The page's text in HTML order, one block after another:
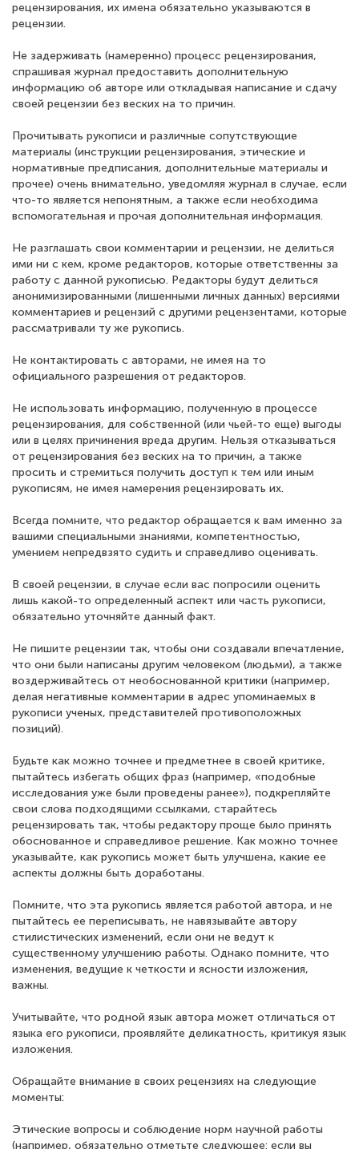
рецензирования, их имена обязательно указываются в
рецензии.
Не задерживать (намеренно) процесс рецензирования,
спрашивая журнал предоставить дополнительную
информацию об авторе или откладывая написание и сдачу
своей рецензии без веских на то причин.
Прочитывать рукописи и различные сопутствующие
материалы (инструкции рецензирования, этические и
нормативные предписания, дополнительные материалы и
прочее) очень внимательно, уведомляя журнал в случае, если
что-то является непонятным, а также если необходима
вспомогательная и прочая дополнительная информация.
Не разглашать свои комментарии и рецензии, не делиться
ими ни с кем, кроме редакторов, которые ответственны за
работу с данной рукописью. Редакторы будут делиться
анонимизированными (лишенными личных данных) версиями
комментариев и рецензий с другими рецензентами, которые
рассматривали ту же рукопись.
Не контактировать с авторами, не имея на то
официального разрешения от редакторов.
Не использовать информацию, полученную в процессе
рецензирования, для собственной (или чьей-то еще) выгоды
или в целях причинения вреда другим. Нельзя отказываться
от рецензирования без веских на то причин, а также
просить и стремиться получить доступ к тем или иным
рукописям, не имея намерения рецензировать их.
Всегда помните, что редактор обращается к вам именно за
вашими специальными знаниями, компетентностью,
умением непредвзято судить и справедливо оценивать.
В своей рецензии, в случае если вас попросили оценить
лишь какой-то определенный аспект или часть рукописи,
обязательно уточняйте данный факт.
Не пишите рецензии так, чтобы они создавали впечатление,
что они были написаны другим человеком (людьми), а также
воздерживайтесь от необоснованной критики (например,
делая негативные комментарии в адрес упоминаемых в
рукописи ученых, представителей противоположных
позиций).
Будьте как можно точнее и предметнее в своей критике,
пытайтесь избегать общих фраз (например, «подобные
исследования уже были проведены ранее»), подкрепляйте
свои слова подходящими ссылками, старайтесь
рецензировать так, чтобы редактору проще было принять
обоснованное и справедливое решение. Как можно точнее
указывайте, как рукопись может быть улучшена, какие ее
аспекты должны быть доработаны.
Помните, что эта рукопись является работой автора, и не
пытайтесь ее переписывать, не навязывайте автору
стилистических изменений, если они не ведут к
существенному улучшению работы. Однако помните, что
изменения, ведущие к четкости и ясности изложения,
важны.
Учитывайте, что родной язык автора может отличаться от
языка его рукописи, проявляйте деликатность, критикуя язык
изложения.
Обращайте внимание в своих рецензиях на следующие
моменты:
Этические вопросы и соблюдение норм научной работы
(например, обязательно отметьте следующее: если вы